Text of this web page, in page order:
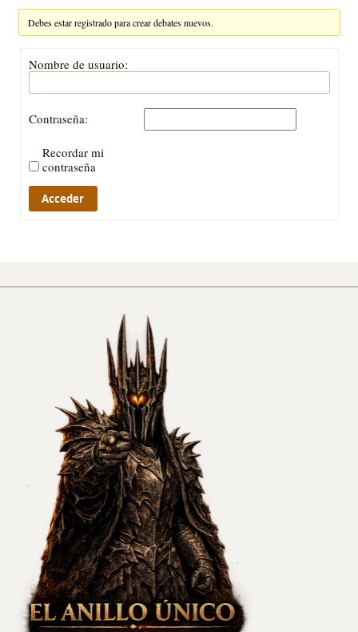
Debes estar registrado para crear debates nuevos.
Nombre de usuario:
Contraseña:
Recordar mi
contraseña
Acceder